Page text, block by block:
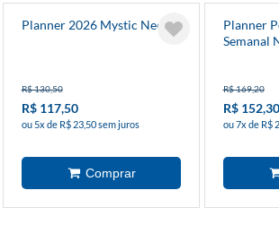
Planner 2026 Mystic Neo
R$ 130,50
R$ 117,50
ou 5x de R$ 23,50 sem juros
Planner
Semanal
R$ 169,20
R$ 152,30
ou 7x de R$